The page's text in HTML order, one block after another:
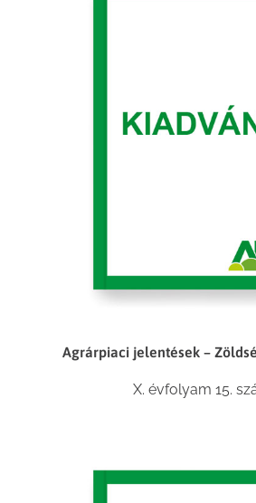
Agrárpiaci jelentések –
X. évfolyam 15.